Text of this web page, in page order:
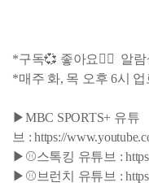
*구독💞 좋아요👍🏻 알
*매주 화, 목 오후 6시
▶MBC SPORTS+ 유튜
브 : https://
▶⚾스톡킹 유튜브 :
▶⚾브런치 유튜브 :